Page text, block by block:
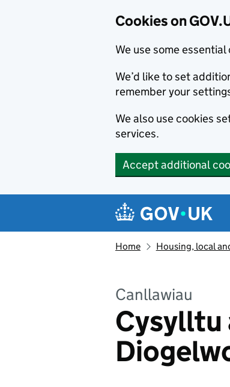
Cookies on
We use some
We’d like to set
remember your
We also use cookies
services.
Accept additional
Navigation menu
Home Housing, local
Canllawiau
Cysylltu